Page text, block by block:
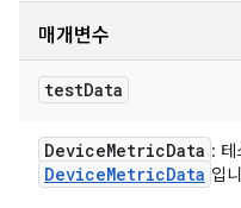
매개변수
testData
DeviceMetricData : 테
DeviceMetricData 입